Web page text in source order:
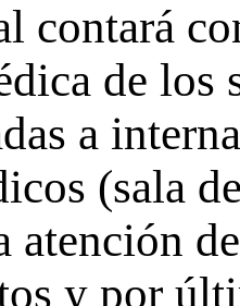
contará
de
a
(sala
atención
y por